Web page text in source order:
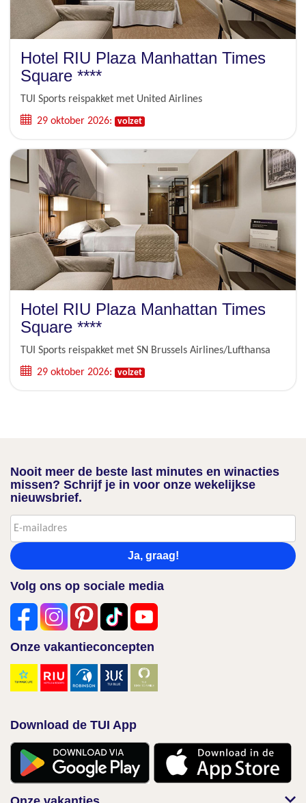
Hotel RIU Plaza Manhattan Times
Square ****
TUI Sports reispakket met United Airlines
29 oktober 2026: volzet
Hotel RIU Plaza Manhattan Times
Square ****
TUI Sports reispakket met SN Brussels Airlines/Lufthansa
29 oktober 2026: volzet
Nooit meer de beste last minutes en winacties
missen? Schrijf je in voor onze wekelijkse
nieuwsbrief.
Ja, graag!
Volg ons op sociale media
Onze vakantieconcepten
Download de TUI App